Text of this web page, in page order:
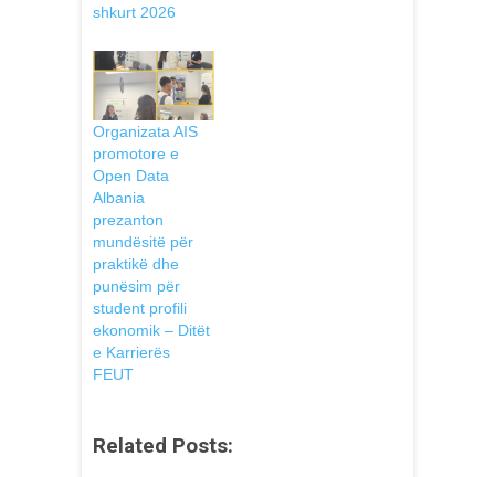
shkurt 2026
Organizata AIS
promotore e
Open Data
Albania
prezanton
mundësitë për
praktikë dhe
punësim për
student profili
ekonomik – Ditët
e Karrierës
FEUT
Related Posts: